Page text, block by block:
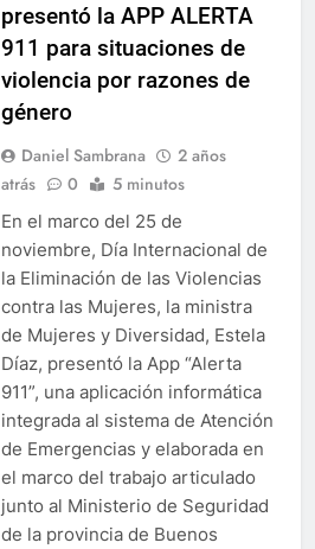
presentó la APP ALERTA
911 para situaciones de
violencia por razones de
género
Daniel Sambrana
2 años
atrás
0 5 minutos
En el marco del 25 de
noviembre, Día Internacional de
la Eliminación de las Violencias
contra las Mujeres, la ministra
de Mujeres y Diversidad, Estela
Díaz, presentó la App “Alerta
911”, una aplicación informática
integrada al sistema de Atención
de Emergencias y elaborada en
el marco del trabajo articulado
junto al Ministerio de Seguridad
de la provincia de Buenos